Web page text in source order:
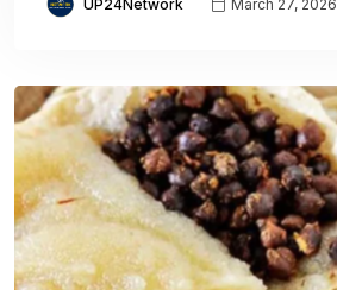
UP24Network March 27, 2026